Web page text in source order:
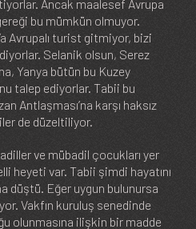
Ancak maalesef Avrupa
bu mümkün olmuyor.
Avrupalı turist gitmiyor, bizi
Selanik olsun, Serez
Yanya bütün bu Kuzey
talep ediyorlar. Tabii bu
Antlaşması’na karşı haksız
de düzeltiliyor.
ve mübadil çocukları yer
heyeti var. Tabii şimdi hayatını
düştü. Eğer uygun bulunursa
Vakfın kuruluş senedinde
olunmasına ilişkin bir madde